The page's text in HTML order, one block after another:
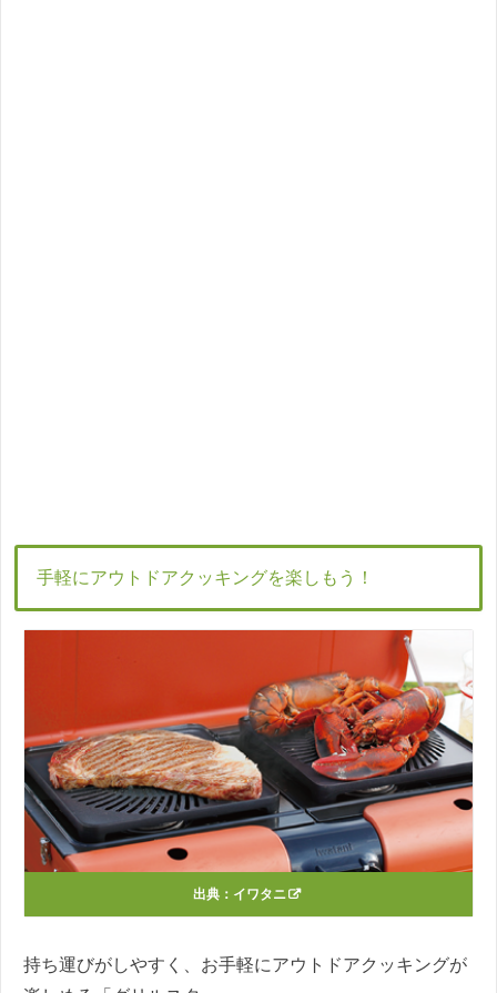
手軽にアウトドアクッキングを楽しもう！
出典： イワタニ
持ち運びがしやすく、お手軽にアウトドアクッキングが